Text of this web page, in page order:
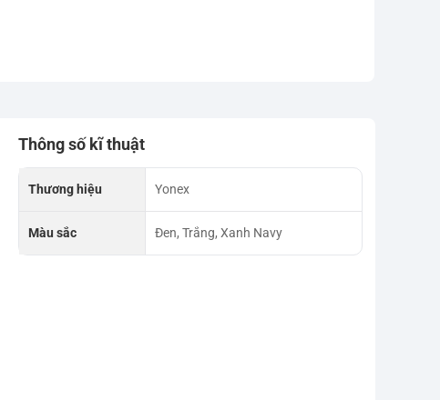
Thông số kĩ thuật
Thương hiệu Yonex
Màu sắc Đen, Trắng, Xanh Navy